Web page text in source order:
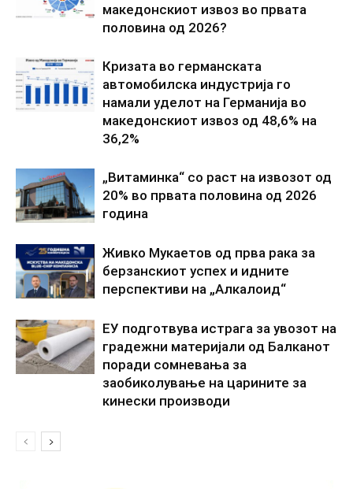
македонскиот извоз во првата
половина од 2026?
Кризата во германската
автомобилска индустрија го
намали уделот на Германија во
македонскиот извоз од 48,6% на
36,2%
„Витаминка“ со раст на извозот од
20% во првата половина од 2026
година
Живко Мукаетов од прва рака за
берзанскиот успех и идните
перспективи на „Алкалоид“
ЕУ подготвува истрага за увозот на
градежни материјали од Балканот
поради сомневања за
заобиколување на царините за
кинески производи